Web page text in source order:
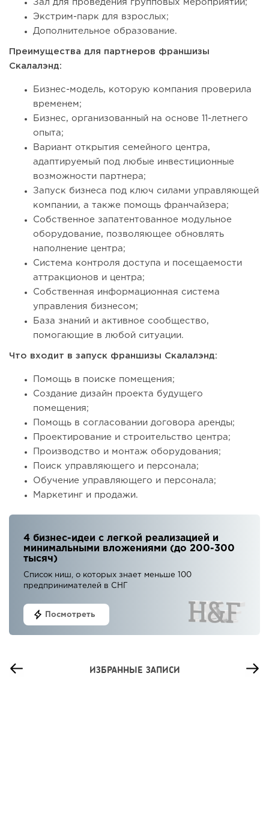
Зал для проведения групповых мероприятий;
Экстрим-парк для взрослых;
Дополнительное образование.
Преимущества для партнеров франшизы
Скалалэнд:
Бизнес-модель, которую компания проверила
временем;
Бизнес, организованный на основе 11-летнего
опыта;
Вариант открытия семейного центра,
адаптируемый под любые инвестиционные
возможности партнера;
Запуск бизнеса под ключ силами управляющей
компании, а также помощь франчайзера;
Собственное запатентованное модульное
оборудование, позволяющее обновлять
наполнение центра;
Система контроля доступа и посещаемости
аттракционов и центра;
Собственная информационная система
управления бизнесом;
База знаний и активное сообщество,
помогающие в любой ситуации.
Что входит в запуск франшизы Скалалэнд:
Помощь в поиске помещения;
Создание дизайн проекта будущего
помещения;
Помощь в согласовании договора аренды;
Проектирование и строительство центра;
Производство и монтаж оборудования;
Поиск управляющего и персонала;
Обучение управляющего и персонала;
Маркетинг и продажи.
4 бизнес-идеи с легкой реализацией и
минимальными вложениями (до 200-300
тысяч)
Список ниш, о которых знает меньше 100
предпринимателей в СНГ
Посмотреть
ИЗБРАННЫЕ ЗАПИСИ